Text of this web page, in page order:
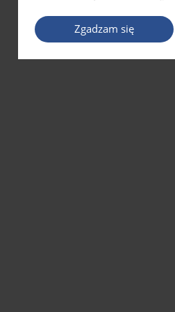
Zgadzam się